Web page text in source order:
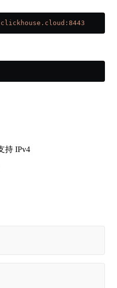
持 IPv4